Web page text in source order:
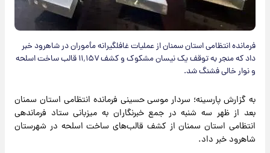
فرمانده انتظامی استان سمنان از عملیات غافلگیرانه مأموران در شاهرود خبر
داد که منجر به توقف یک نیسان مشکوک و کشف ۱۱٬۱۵۷ قالب ساخت اسلحه
و نوار خالی فشنگ شد.
به گزارش پارسینه؛ سردار موسی حسینی فرمانده انتظامی استان سمنان
بعد از ظهر سه شنبه در جمع خبرنگاران به میزبانی ستاد فرماندهی
انتظامی استان سمنان از کشف قالب‌های ساخت اسلحه در شهرستان
شاهرود خبر داد.